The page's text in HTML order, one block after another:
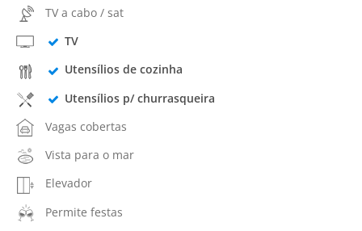
TV a cabo / sat
TV
Utensílios de cozinha
Utensílios p/ churrasqueira
Vagas cobertas
Vista para o mar
Elevador
Permite festas